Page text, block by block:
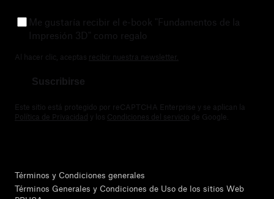
Me gustaría recibir el e-book "Fundamentos de la
Impresión 3D" como regalo
Al hacer clic, aceptas recibir nuestra newsletter.
Suscribirse
Este sitio está protegido por reCAPTCHA Enterprise y se aplican la
Política de Privacidad y los Condiciones del servicio de Google.
Términos y Condiciones generales
Términos Generales y Condiciones de Uso de los sitios Web